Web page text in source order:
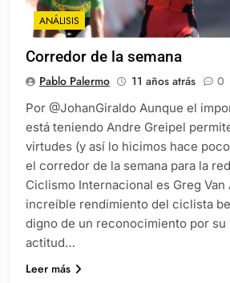
ANÁLISIS
Corredor de la semana
Pablo Palermo 11 años atrás 0
Por @JohanGiraldo Aunque el
está teniendo Andre Greipel
virtudes (y así lo hicimos hace
el corredor de la semana para la
Ciclismo Internacional es Greg Van
increíble rendimiento del ciclista
digno de un reconocimiento por su
actitud…
Leer más